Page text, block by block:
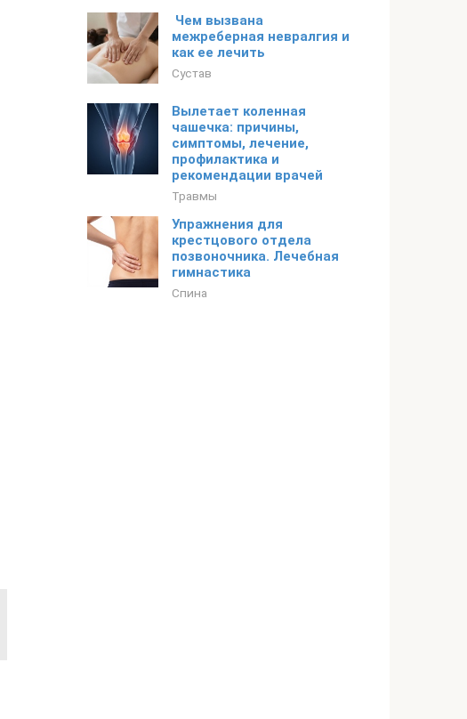
Чем вызвана
межреберная невралгия и
как ее лечить
Сустав
Вылетает коленная
чашечка: причины,
симптомы, лечение,
профилактика и
рекомендации врачей
Травмы
Упражнения для
крестцового отдела
позвоночника. Лечебная
гимнастика
Спина